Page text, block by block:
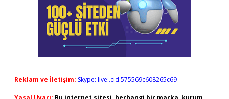
Reklam ve İletişim: Skype: live:.cid.575569c608265c69